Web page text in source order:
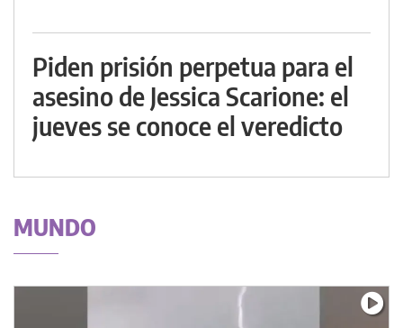
Piden prisión perpetua para el
asesino de Jessica Scarione: el
jueves se conoce el veredicto
MUNDO